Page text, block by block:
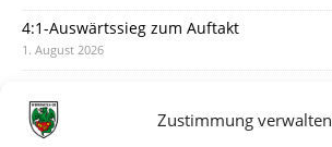
Zustimmung verwalten
4:1-Auswärtssieg zum Auftakt
1. August 2026
31. Juli 2026